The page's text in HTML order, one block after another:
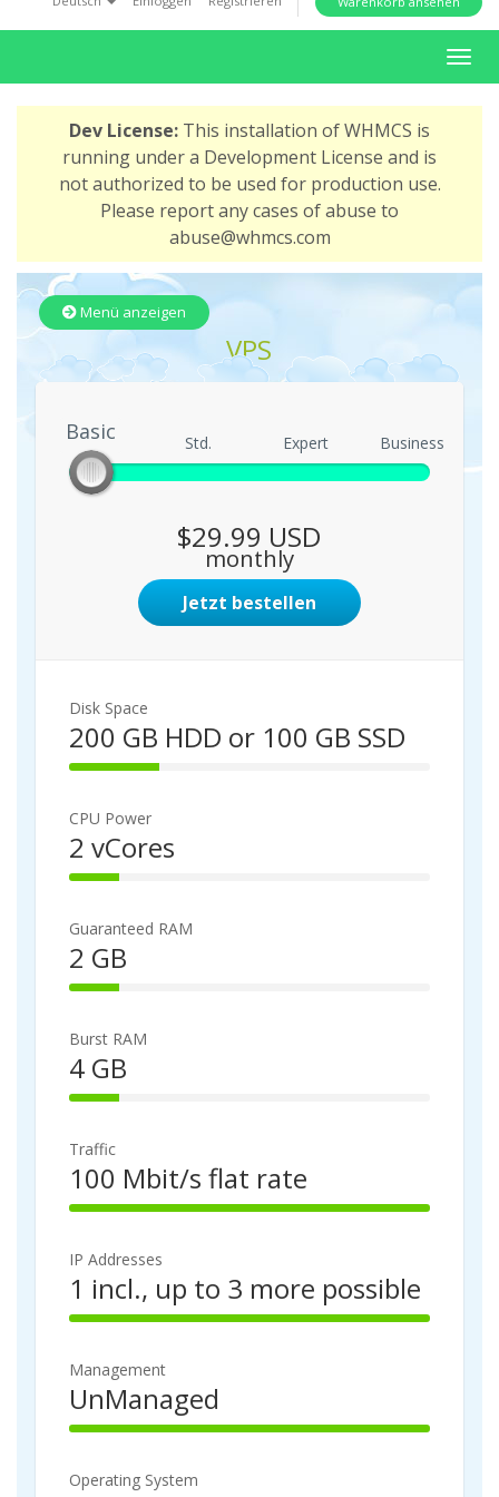
o
N
a
o
n
Dev License: This installation of WHMCS is
running under a Development License and is
not authorized to be used for production use.
Please report any cases of abuse to
abuse@whmcs.com
Menü anzeigen
VPS
Basic
Basic Std. Expert Business
$29.99 USD
monthly
Jetzt bestellen
Disk Space
200 GB HDD or 100 GB SSD
2
%
C
o
m
l
e
t
e
CPU Power
2 vCores
1
%
C
o
m
l
e
t
e
Guaranteed RAM
2 GB
1
%
C
o
m
l
e
t
e
Burst RAM
4 GB
1
%
C
o
m
l
e
t
e
Traffic
100 Mbit/s flat rate
1
0
%
C
o
p
l
e
t
IP Addresses
1 incl., up to 3 more possible
1
0
%
C
o
p
Management
UnManaged
1
0
Operating System